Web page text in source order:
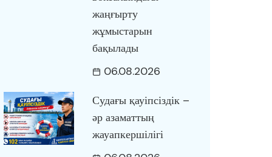
жаңғырту
жұмыстарын
бақылады
06.08.2026
Судағы қауіпсіздік –
әр азаматтың
жауапкершілігі